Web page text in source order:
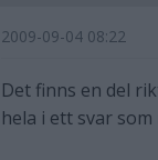
2009-09-04 08:22
Det finns en del
hela i ett svar